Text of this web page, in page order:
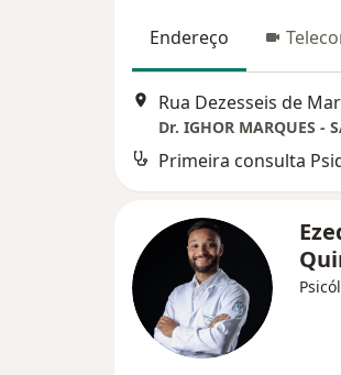
Endereço
Rua Dezesseis de
Dr. IGHOR MARQUES -
Primeira consulta